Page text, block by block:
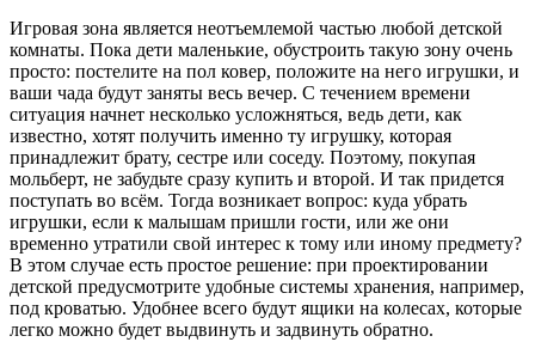
Игровая зона является неотъемлемой частью любой детской
комнаты. Пока дети маленькие, обустроить такую зону очень
просто: постелите на пол ковер, положите на него игрушки, и
ваши чада будут заняты весь вечер. С течением времени
ситуация начнет несколько усложняться, ведь дети, как
известно, хотят получить именно ту игрушку, которая
принадлежит брату, сестре или соседу. Поэтому, покупая
мольберт, не забудьте сразу купить и второй. И так придется
поступать во всём. Тогда возникает вопрос: куда убрать
игрушки, если к малышам пришли гости, или же они
временно утратили свой интерес к тому или иному предмету?
В этом случае есть простое решение: при проектировании
детской предусмотрите удобные системы хранения, например,
под кроватью. Удобнее всего будут ящики на колесах, которые
легко можно будет выдвинуть и задвинуть обратно.